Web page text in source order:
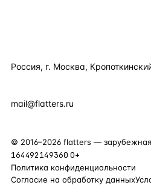
Россия, г. Москва,
mail@flatters.ru
© 2016–2026 flatters —
164492149360 0+
Политика конфиденциальности
Согласие на обработку данных